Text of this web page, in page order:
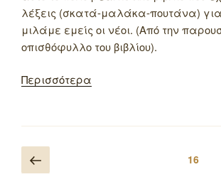
λέξεις (σκατά-μαλάκα-πουτάνα)
μιλάμε εμείς οι νέοι. (Από την
οπισθόφυλλο του βιβλίου).
Περισσότερα
Πλοήγηση
άρθρων
Προηγούμενη
σελίδα
16